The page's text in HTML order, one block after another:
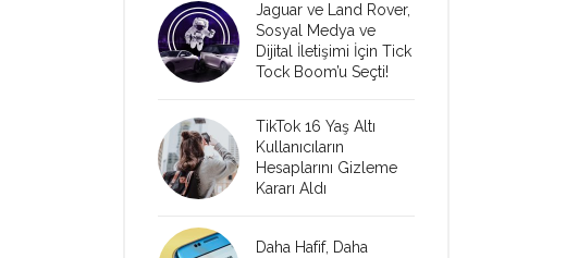
Jaguar ve Land Rover,
Sosyal Medya ve
Dijital İletişimi İçin Tick
Tock Boom’u Seçti!
TikTok 16 Yaş Altı
Kullanıcıların
Hesaplarını Gizleme
Kararı Aldı
Daha Hafif, Daha